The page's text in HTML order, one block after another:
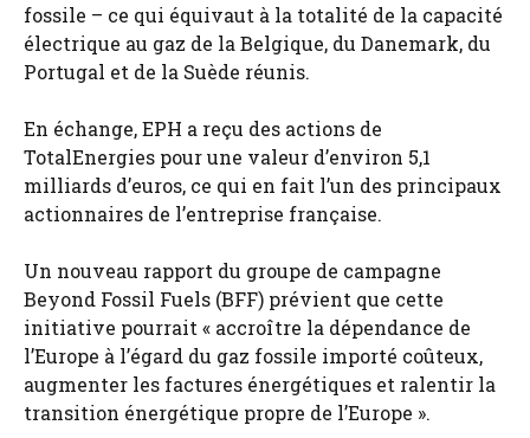
fossile – ce qui équivaut à la totalité de la capacité
électrique au gaz de la Belgique, du Danemark, du
Portugal et de la Suède réunis.
En échange, EPH a reçu des actions de
TotalEnergies pour une valeur d’environ 5,1
milliards d’euros, ce qui en fait l’un des principaux
actionnaires de l’entreprise française.
Un nouveau rapport du groupe de campagne
Beyond Fossil Fuels (BFF) prévient que cette
initiative pourrait « accroître la dépendance de
l’Europe à l’égard du gaz fossile importé coûteux,
augmenter les factures énergétiques et ralentir la
transition énergétique propre de l’Europe ».